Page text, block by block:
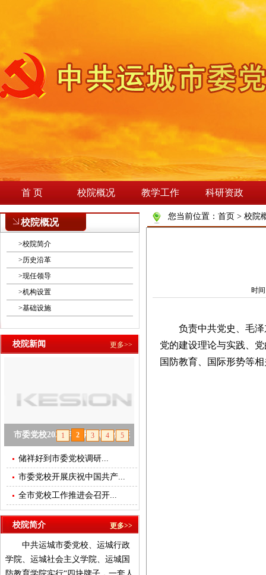
首 页 校院概况 教学工作 科研资政
您当前位置： 首页 > 校院
时
负责中共党史、毛泽
党的建设理论与实践、
国防教育、国际形势等
校院概况
>校院简介
>历史沿革
>现任领导
>机构设置
>基础设施
校院新闻 更多>>
市委党校2025年春季学期主体班
开班
null
1 2 3 4 5
储祥好到市委党校调研...
市委党校开展庆祝中国共产...
全市党校工作推进会召开...
校院简介 更多>>
中共运城市委党校、运城行政
学院、运城社会主义学院、运城国